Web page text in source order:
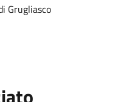
Grugliasco